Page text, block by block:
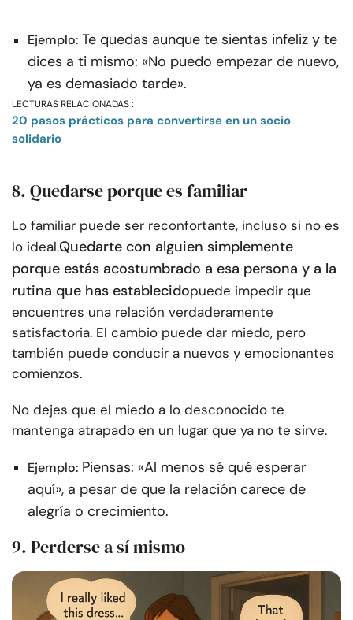
Ejemplo: Te quedas aunque te sientas infeliz y te
dices a ti mismo: «No puedo empezar de nuevo,
ya es demasiado tarde».
LECTURAS RELACIONADAS :
20 pasos prácticos para convertirse en un socio
solidario
8. Quedarse porque es familiar
Lo familiar puede ser reconfortante, incluso si no es
lo ideal.Quedarte con alguien simplemente
porque estás acostumbrado a esa persona y a la
rutina que has establecidopuede impedir que
encuentres una relación verdaderamente
satisfactoria. El cambio puede dar miedo, pero
también puede conducir a nuevos y emocionantes
comienzos.
No dejes que el miedo a lo desconocido te
mantenga atrapado en un lugar que ya no te sirve.
Ejemplo: Piensas: «Al menos sé qué esperar
aquí», a pesar de que la relación carece de
alegría o crecimiento.
9. Perderse a sí mismo